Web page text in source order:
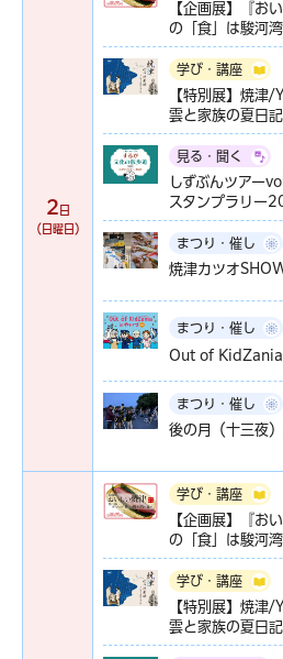
2 日
（日曜日）
【企画展】『お
の「食」は駿河
学び・講座
【特別展】焼津/
雲と家族の夏日記
見る・聞く
しずぶんツアー
スタンプラリー
まつり・催し
焼津カツオ
まつり・催し
Out of
まつり・催し
後の月（十三夜
学び・講座
【企画展】『お
の「食」は駿河
学び・講座
【特別展】焼津/
雲と家族の夏日記